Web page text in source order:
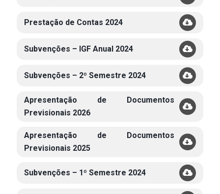
Prestação de Contas 2024
Subvenções – IGF Anual 2024
Subvenções – 2º Semestre 2024
Apresentação de Documentos
Previsionais 2026
Apresentação de Documentos
Previsionais 2025
Subvenções – 1º Semestre 2024